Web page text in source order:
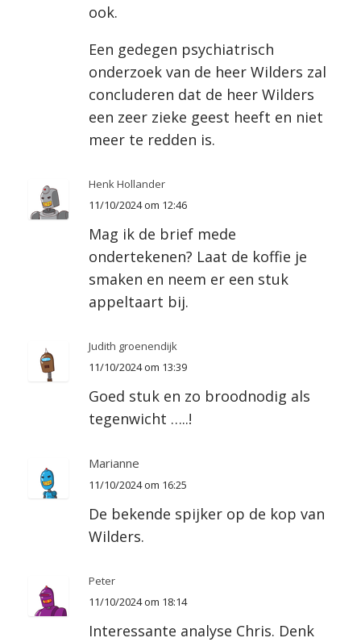
ook.
Een gedegen psychiatrisch
onderzoek van de heer Wilders zal
concluderen dat de heer Wilders
een zeer zieke geest heeft en niet
meer te redden is.
Henk Hollander
11/10/2024 om 12:46
Mag ik de brief mede
ondertekenen? Laat de koffie je
smaken en neem er een stuk
appeltaart bij.
Judith groenendijk
11/10/2024 om 13:39
Goed stuk en zo broodnodig als
tegenwicht …..!
Marianne
11/10/2024 om 16:25
De bekende spijker op de kop van
Wilders.
Peter
11/10/2024 om 18:14
Interessante analyse Chris. Denk